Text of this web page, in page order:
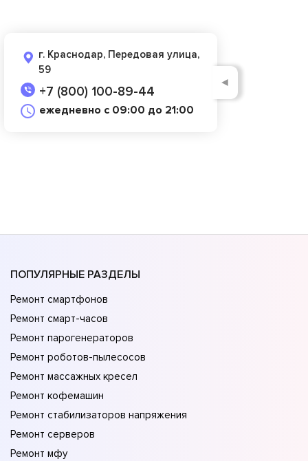
г. Краснодар, Передовая улица,
59
+7 (800) 100-89-44
ежедневно с 09:00 до 21:00
◄
ПОПУЛЯРНЫЕ РАЗДЕЛЫ
Ремонт смартфонов
Ремонт смарт-часов
Ремонт парогенераторов
Ремонт роботов-пылесосов
Ремонт массажных кресел
Ремонт кофемашин
Ремонт стабилизаторов напряжения
Ремонт серверов
Ремонт мфу